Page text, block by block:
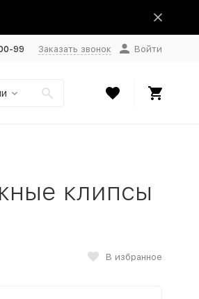
99 Заказать звонок Войти
клипсы
В избранное